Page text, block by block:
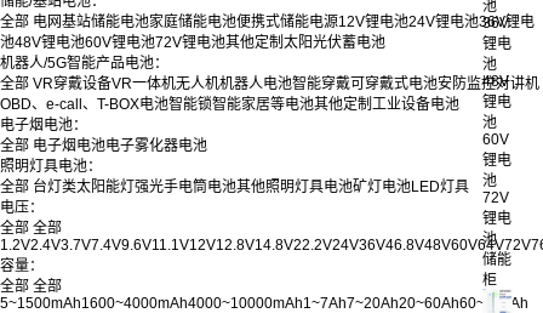
池
36V
锂电
池
48V
锂电
池
60V
锂电
池
72V
锂电
池
储能
柜
全部 电网基站储能电池家庭储能电池便携式储能电源12V锂电池24V锂电池36V锂电
池48V锂电池60V锂电池72V锂电池其他定制 太阳光伏蓄电池
机器人/5G智能产品电池：
全部 VR穿戴设备VR一体机无人机机器人电池智能穿戴可穿戴式电池安防监控对讲机
OBD、e-call、T-BOX电池智能锁智能家居等电池其他定制 工业设备电池
电子烟电池：
全部 电子烟电池电子雾化器电池
照明灯具电池：
全部 台灯类太阳能灯 强光手电筒电池其他照明灯具电池矿灯电池LED灯具
电压：
全部 全部
1.2V2.4V3.7V7.4V9.6V11.1V12V12.8V14.8V22.2V24V36V46.8V48V60V64V72V
容量：
全部 全部
5~1500mAh1600~4000mAh4000~10000mAh1~7Ah7~20Ah20~60Ah60~100Ah